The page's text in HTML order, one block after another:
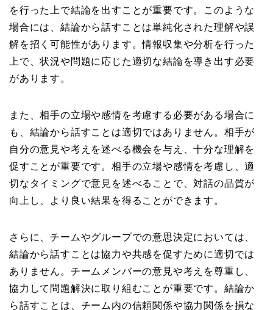
を行った上で結論を出すことが重要です。このような
場合には、結論から話すことは単純化された理解や誤
解を招く可能性があります。情報収集や分析を行った
上で、状況や問題に応じた適切な結論を導き出す必要
があります。
また、相手の立場や感情を考慮する必要がある場合に
も、結論から話すことは適切ではありません。相手が
自分の意見や考えを述べる機会を与え、十分な理解を
促すことが重要です。相手の立場や感情を考慮し、適
切なタイミングで意見を述べることで、対話の品質が
向上し、より良い結果を得ることができます。
さらに、チームやグループでの意思決定においては、
結論から話すことは協力や共感を促すために適切では
ありません。チームメンバーの意見や考えを尊重し、
協力して問題解決に取り組むことが重要です。結論か
ら話すことは、チーム内の信頼関係や協力関係を損な